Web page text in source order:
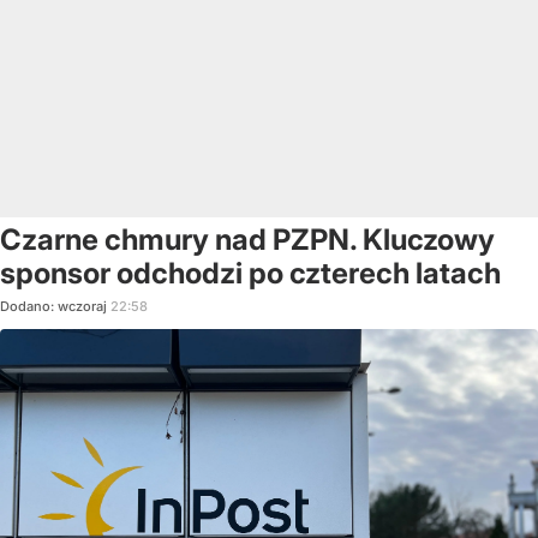
Czarne chmury nad PZPN. Kluczowy
sponsor odchodzi po czterech latach
Dodano: wczoraj 22:58